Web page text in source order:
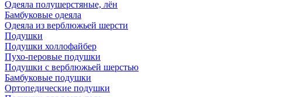
Одеяла полушерстяные, лён
Бамбуковые одеяла
Одеяла из верблюжьей шерсти
Подушки
Подушки холлофайбер
Пухо-перовые подушки
Подушки с верблюжьей шерстью
Бамбуковые подушки
Ортопедические подушки